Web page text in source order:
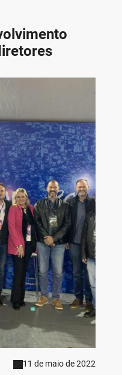
11 de maio de 2022